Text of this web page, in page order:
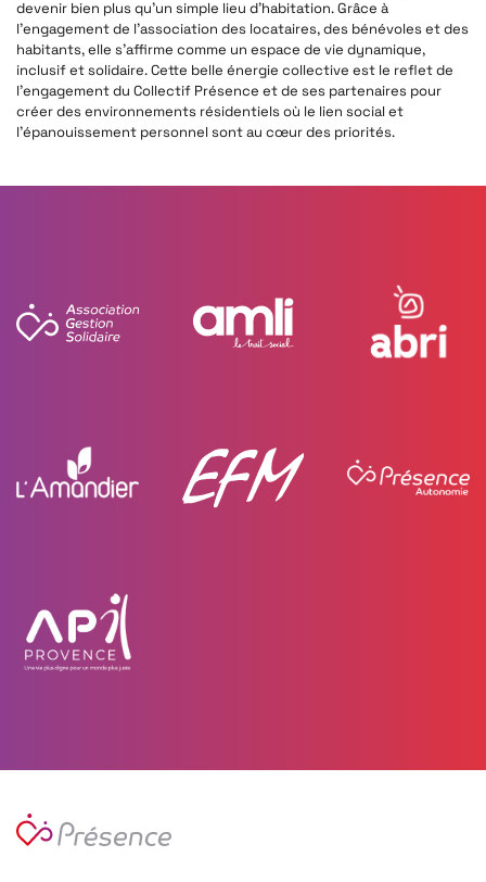
devenir bien plus qu’un simple lieu d’habitation. Grâce à
l’engagement de l’association des locataires, des bénévoles et des
habitants, elle s’affirme comme un espace de vie dynamique,
inclusif et solidaire. Cette belle énergie collective est le reflet de
l’engagement du Collectif Présence et de ses partenaires pour
créer des environnements résidentiels où le lien social et
l’épanouissement personnel sont au cœur des priorités.